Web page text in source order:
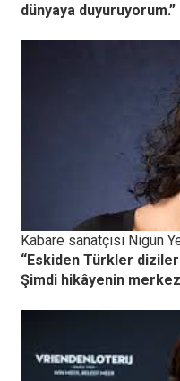
dünyaya duyuruyorum.”
Kabare sanatçısı Nigün
“Eskiden Türkler
Şimdi hikâyenin